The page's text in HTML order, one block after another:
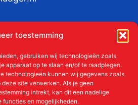
toestemming
gebruiken wij technologieën zoals
apparaat op te slaan en/of te raadplegen.
technologieën kunnen wij gegevens zoals
site verwerken. Als je geen
intrekt, kan dit een nadelige
functies en mogelijkheden.